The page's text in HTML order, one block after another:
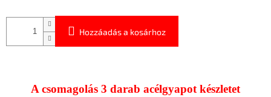
Hozzáadás a kosárhoz
A csomagolás 3 darab acélgyapot készletet